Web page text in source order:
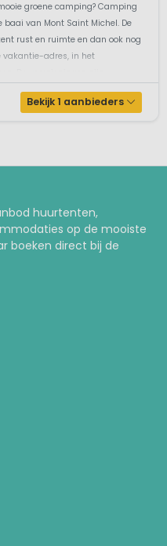
groene camping? Camping
van Mont Saint Michel. De
rust en ruimte en dan ook nog
vakantie-adres, in het
Bekijk 1 aanbieders
huurtenten,
op de mooiste
boeken direct bij de